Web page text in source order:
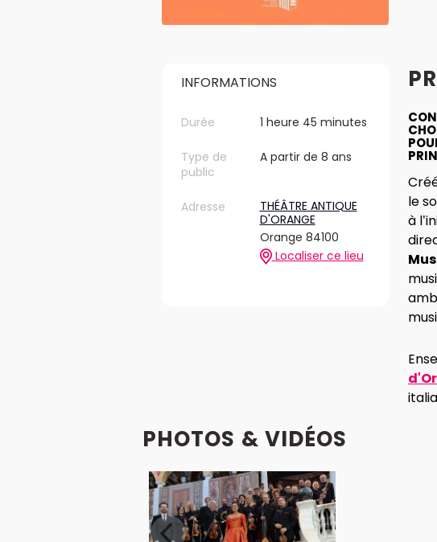
INFORMATIONS
Durée 1 heure 45 minutes
Type de
public
A partir de 8 ans
Adresse
THÉÂTRE ANTIQUE
D'ORANGE
Orange 84100
Localiser ce lieu
le
à
PHOTOS & VIDÉOS